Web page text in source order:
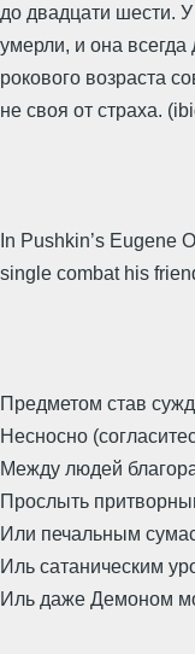
до двадцати шести.
умерли, и она
рокового возраста
не своя от страха.
In Pushkin’s Eugene
single combat his
Предметом став
Несносно
Между людей
Прослыть
Или печальным
Иль сатаническим
Иль даже Демоном